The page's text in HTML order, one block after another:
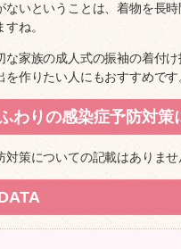
ないということは、着物を長
ね。
な家族の成人式の振袖の着付
を作りたい人にもおすすめです
わりの感染症予防対策
対策についての記載はありませ